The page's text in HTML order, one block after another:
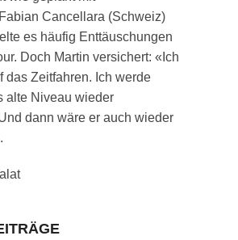
Cancellara (Schweiz)
es häufig Enttäuschungen
Doch Martin versichert: «Ich
das Zeitfahren. Ich werde
alte Niveau wieder
dann wäre er auch wieder